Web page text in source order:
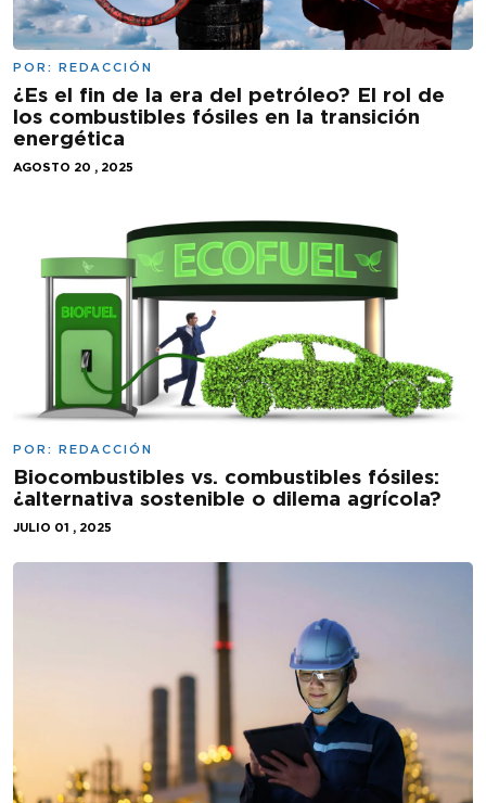
POR: REDACCIÓN
¿Es el fin de la era del petróleo? El rol de
los combustibles fósiles en la transición
energética
AGOSTO 20 , 2025
POR: REDACCIÓN
Biocombustibles vs. combustibles fósiles:
¿alternativa sostenible o dilema agrícola?
JULIO 01 , 2025